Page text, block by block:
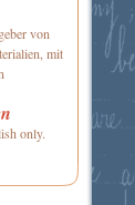
von
mit
only.